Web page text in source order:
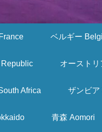
ベルギー
オーストリ
Africa ザンビア
青森 Aomori